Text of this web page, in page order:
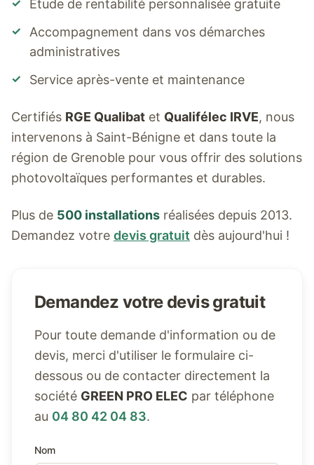
✓ Étude de rentabilité personnalisée gratuite
✓
Accompagnement dans vos démarches
administratives
✓ Service après-vente et maintenance
Certifiés RGE Qualibat et Qualifélec IRVE, nous
intervenons à Saint-Bénigne et dans toute la
région de Grenoble pour vous offrir des solutions
photovoltaïques performantes et durables.
Plus de 500 installations réalisées depuis 2013.
Demandez votre devis gratuit dès aujourd'hui !
Demandez votre devis gratuit
Pour toute demande d'information ou de
devis, merci d'utiliser le formulaire ci-
dessous ou de contacter directement la
société GREEN PRO ELEC par téléphone
au 04 80 42 04 83.
Nom